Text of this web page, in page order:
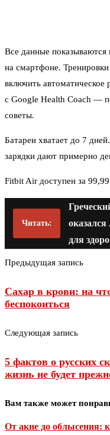
Все данные
на смартфоне.
включить автоматическое
с Google Health Coach —
советы.
Батареи хватает до 7
зарядки дают примерно
Fitbit Air доступен за
Читать:
для
Предыдущая запись
Сахар в крови: на
беспокоиться
Следующая запись
5 фактов о русских
жизнь не будет
Вам также может
От акне до облысения: